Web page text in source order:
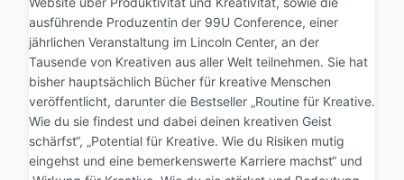
ausführende Produzentin der 99U Conference, einer
jährlichen Veranstaltung im Lincoln Center, an der
Tausende von Kreativen aus aller Welt teilnehmen. Sie hat
bisher hauptsächlich Bücher für kreative Menschen
veröffentlicht, darunter die Bestseller „Routine für Kreative.
Wie du sie findest und dabei deinen kreativen Geist
schärfst“, „Potential für Kreative. Wie du Risiken mutig
eingehst und eine bemerkenswerte Karriere machst“ und